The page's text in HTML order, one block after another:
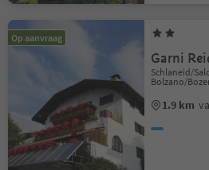
Op aanvraag
Garni
Schlaneid/
Bolzano/
1.9 km